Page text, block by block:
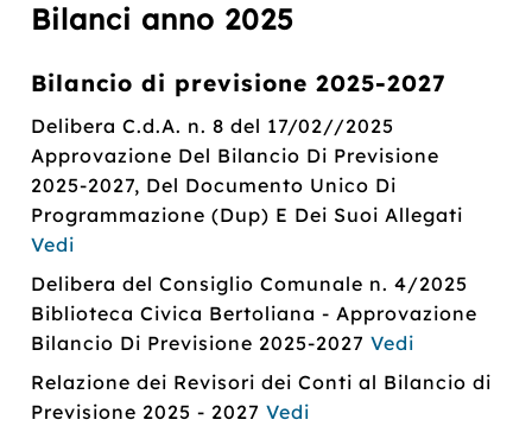
Bilanci anno 2025
Bilancio di previsione 2025-2027
Delibera C.d.A. n. 8 del 17/02//2025
Approvazione Del Bilancio Di Previsione
2025-2027, Del Documento Unico Di
Programmazione (Dup) E Dei Suoi Allegati
Vedi
Delibera del Consiglio Comunale n. 4/2025
Biblioteca Civica Bertoliana - Approvazione
Bilancio Di Previsione 2025-2027Vedi
Relazione dei Revisori dei Conti al Bilancio di
Previsione 2025 - 2027Vedi